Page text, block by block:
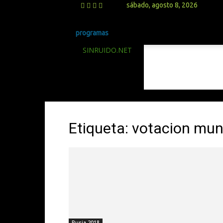
sábado, agosto 8, 2026
programas
SINRUIDO.NET
Etiqueta: votacion